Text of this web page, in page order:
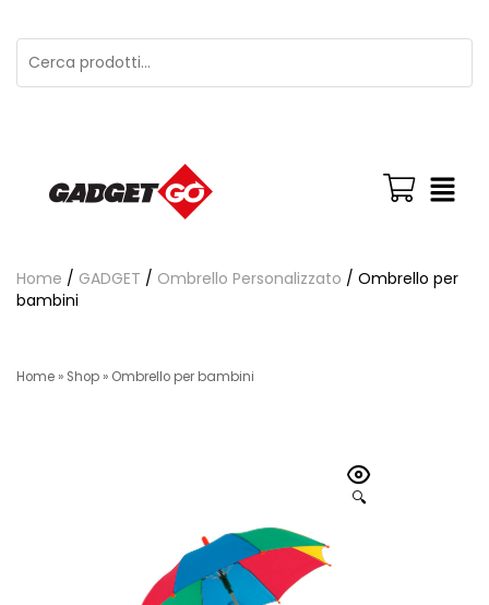
Home / GADGET / Ombrello Personalizzato / Ombrello per
bambini
Home » Shop » Ombrello per bambini
🔍